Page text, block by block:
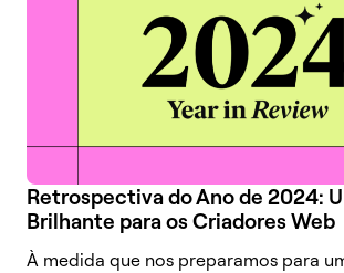
Retrospectiva do Ano de 2024:
Brilhante para os Criadores Web
À medida que nos preparamos para